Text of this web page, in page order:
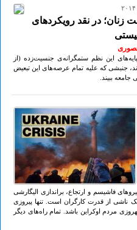
زنان؛ در نقد رویکردهای
این نظم ستمگرانه‌ی جنسیت‌زده (از
جنبشی که علیه تمام عرصه‌های این تبعیض
ببیند.
فاشیسم و ارتجاع، براندازی الیگارشی
ناشی از قدرت کارگران است. تنها پیروزی
مردم اوکراین باشد. تمام راه‌های دیگر